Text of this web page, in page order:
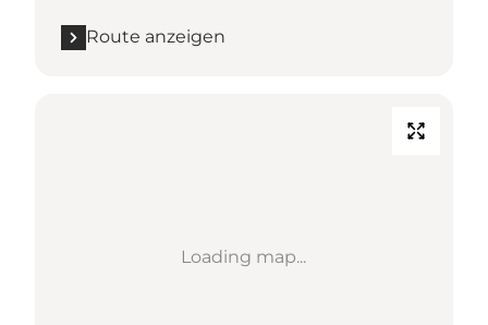
Route anzeigen
Loading map...